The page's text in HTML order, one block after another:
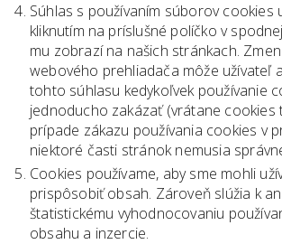
Súhlas s používaním súborov cookies
kliknutím na príslušné políčko v
mu zobrazí na našich stránkach.
webového prehliadača môže užívateľ
tohto súhlasu kedykoľvek používanie
jednoducho zakázať (vrátane cookies
prípade zákazu používania cookies v
niektoré časti stránok nemusia
Cookies používame, aby sme mohli
prispôsobiť obsah. Zároveň slúžia k
štatistickému vyhodnocovaniu
obsahu a inzercie.